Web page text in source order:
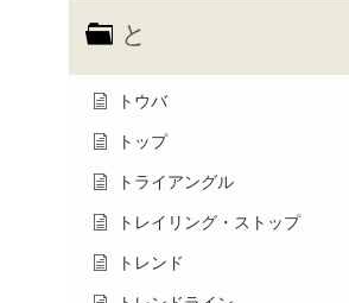
と
トウバ
トップ
トライアングル
トレイリング・ストップ
トレンド